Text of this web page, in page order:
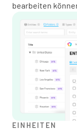
bearbeiten
EINHEITEN